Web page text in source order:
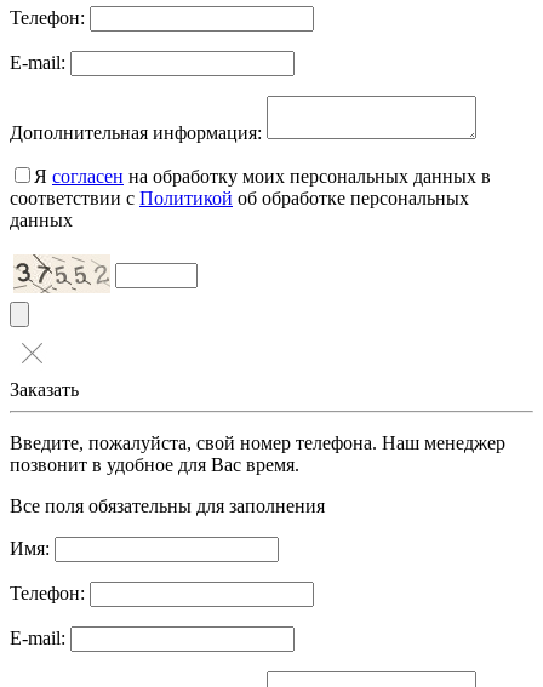
Телефон:
E-mail:
Дополнительная информация:
Я согласен на обработку моих персональных данных в
соответствии с Политикой об обработке персональных
данных
Заказать
Введите, пожалуйста, свой номер телефона. Наш менеджер
позвонит в удобное для Вас время.
Все поля обязательны для заполнения
Имя:
Телефон:
E-mail: